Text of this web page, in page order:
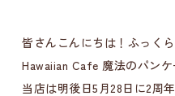
皆さんこんにちは！ふっく
Hawaiian Cafe 魔法のパンケ
当店は明後日5月28日に2周